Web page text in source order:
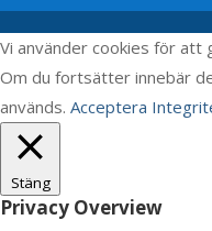
Vi använder cookies för att
Om du fortsätter innebär
används. Acceptera
Stäng
Privacy Overview